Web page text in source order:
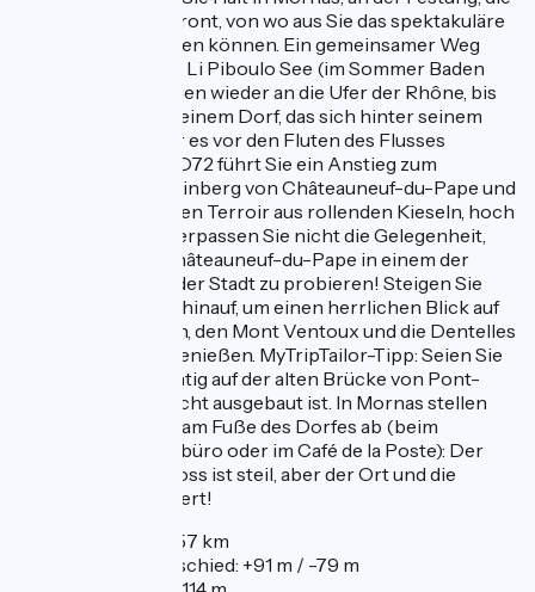
auf einer Klippe thront, von wo aus Sie das spektakuläre
Rhonetal betrachten können. Ein gemeinsamer Weg
führt Sie dann zum Li Piboulo See (im Sommer Baden
erlaubt). Sie gelangen wieder an die Ufer der Rhône, bis
nach Caderousse, einem Dorf, das sich hinter seinem
Deich verbirgt, der es vor den Fluten des Flusses
schützt. Nach der D72 führt Sie ein Anstieg zum
renommierten Weinberg von Châteauneuf-du-Pape und
seinem einzigartigen Terroir aus rollenden Kieseln, hoch
über der Rhône. Verpassen Sie nicht die Gelegenheit,
den berühmten Châteauneuf-du-Pape in einem der
vielen Weinkeller der Stadt zu probieren! Steigen Sie
dann zum Schloss hinauf, um einen herrlichen Blick auf
die Rhône, Avignon, den Mont Ventoux und die Dentelles
de Montmirail zu genießen. MyTripTailor-Tipp: Seien Sie
besonders vorsichtig auf der alten Brücke von Pont-
Saint-Esprit, die nicht ausgebaut ist. In Mornas stellen
Sie Ihre Fahrräder am Fuße des Dorfes ab (beim
Fremdenverkehrsbüro oder im Café de la Poste): Der
Aufstieg zum Schloss ist steil, aber der Ort und die
Aussicht sind es wert!
Entfernung: 57 km
Höhenunterschied: +91 m / -79 m